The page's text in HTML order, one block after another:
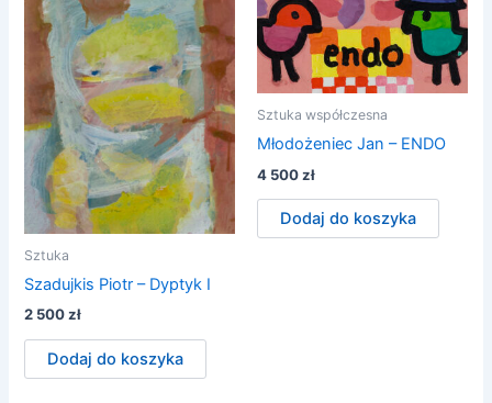
Sztuka
Szadujkis Piotr – Dyptyk I
2 500zł
Dodaj do koszyka
Sztuka współczesna
Młodożeniec Jan – ENDO
4 500zł
Dodaj do koszyka